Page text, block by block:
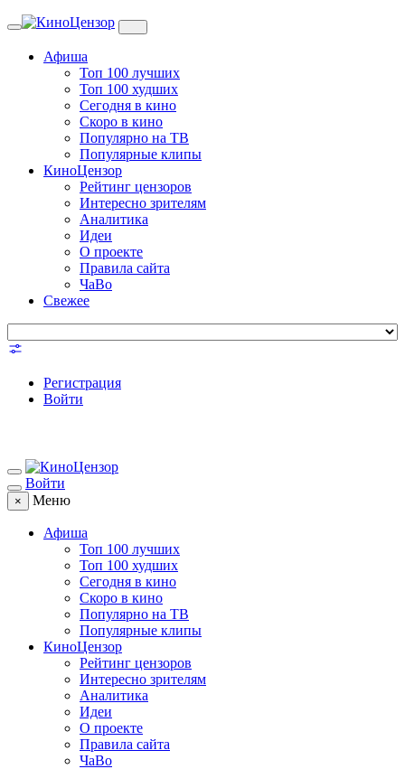
Toggle
Афиша
Топ 100 лучших
Топ 100 худших
Сегодня в кино
Скоро в кино
Популярно на ТВ
Популярные клипы
КиноЦензор
Рейтинг цензоров
Интересно зрителям
Аналитика
Идеи
О проекте
Правила сайта
ЧаВо
Свежее
Регистрация
Войти
Войти
× Меню
Афиша
Топ 100 лучших
Топ 100 худших
Сегодня в кино
Скоро в кино
Популярно на ТВ
Популярные клипы
КиноЦензор
Рейтинг цензоров
Интересно зрителям
Аналитика
Идеи
О проекте
Правила сайта
ЧаВо